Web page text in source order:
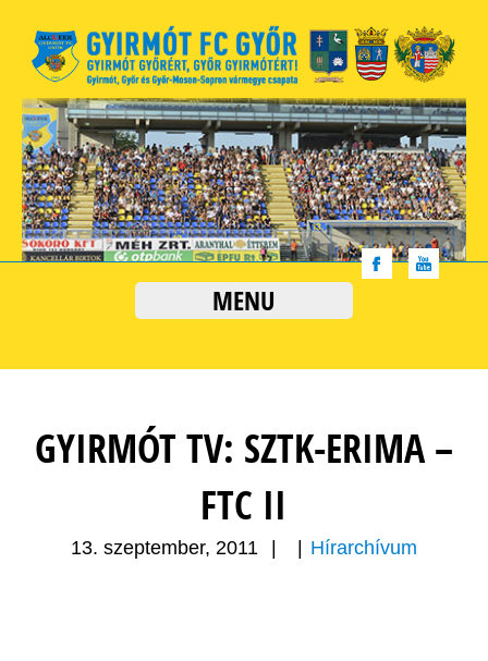
MENU
GYIRMÓT TV: SZTK-ERIMA –
FTC II
13. szeptember, 2011 Hírarchívum